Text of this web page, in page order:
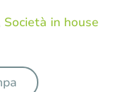
Società in house